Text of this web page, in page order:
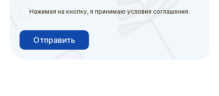
Нажимая на кнопку, я принимаю условия соглашения.
Отправить